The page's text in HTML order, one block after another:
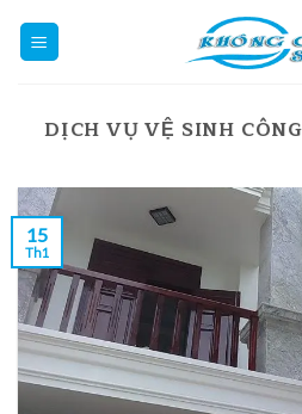
DỊCH VỤ VỆ SINH
15
Th1